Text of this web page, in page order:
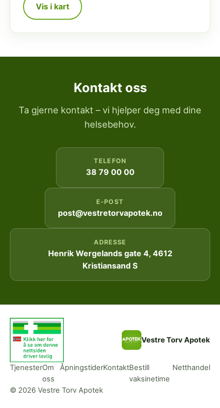
Vis i kart
Kontakt oss
Ta gjerne kontakt – vi hjelper deg med dine
helsebehov.
TELEFON
38 79 00 00
E-POST
post@vestretorvapotek.no
ADRESSE
Henrik Wergelands gate 4, 4612
Kristiansand S
Vestre Torv Apotek
TjenesterOm
oss
ÅpningstiderKontaktBestill
vaksinetime
Netthandel
© 2026 Vestre Torv Apotek